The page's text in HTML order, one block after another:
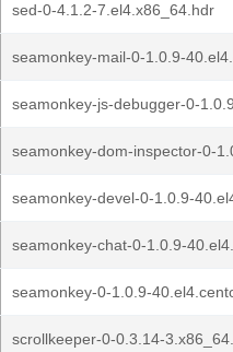
sed-0-4.1.2-7.el4.x86_64.hdr
seamonkey-mail-0-1.0.9-
seamonkey-js-debugger-0-
seamonkey-dom-inspector-0-
seamonkey-devel-0-1.0.9-
seamonkey-chat-0-1.0.9-
seamonkey-0-1.0.9-
scrollkeeper-0-0.3.14-